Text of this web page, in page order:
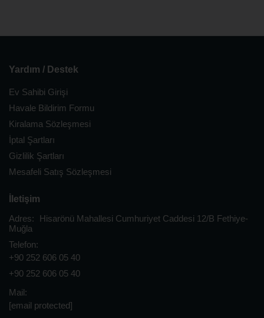
Yardım / Destek
Ev Sahibi Girişi
Havale Bildirim Formu
Kiralama Sözleşmesi
İptal Şartları
Gizlilik Şartları
Mesafeli Satış Sözleşmesi
İletişim
Adres:
Hisarönü Mahallesi Cumhuriyet Caddesi 12/B Fethiye-
Muğla
Telefon:
+90 252 606 05 40
+90 252 606 05 40
Mail:
[email protected]